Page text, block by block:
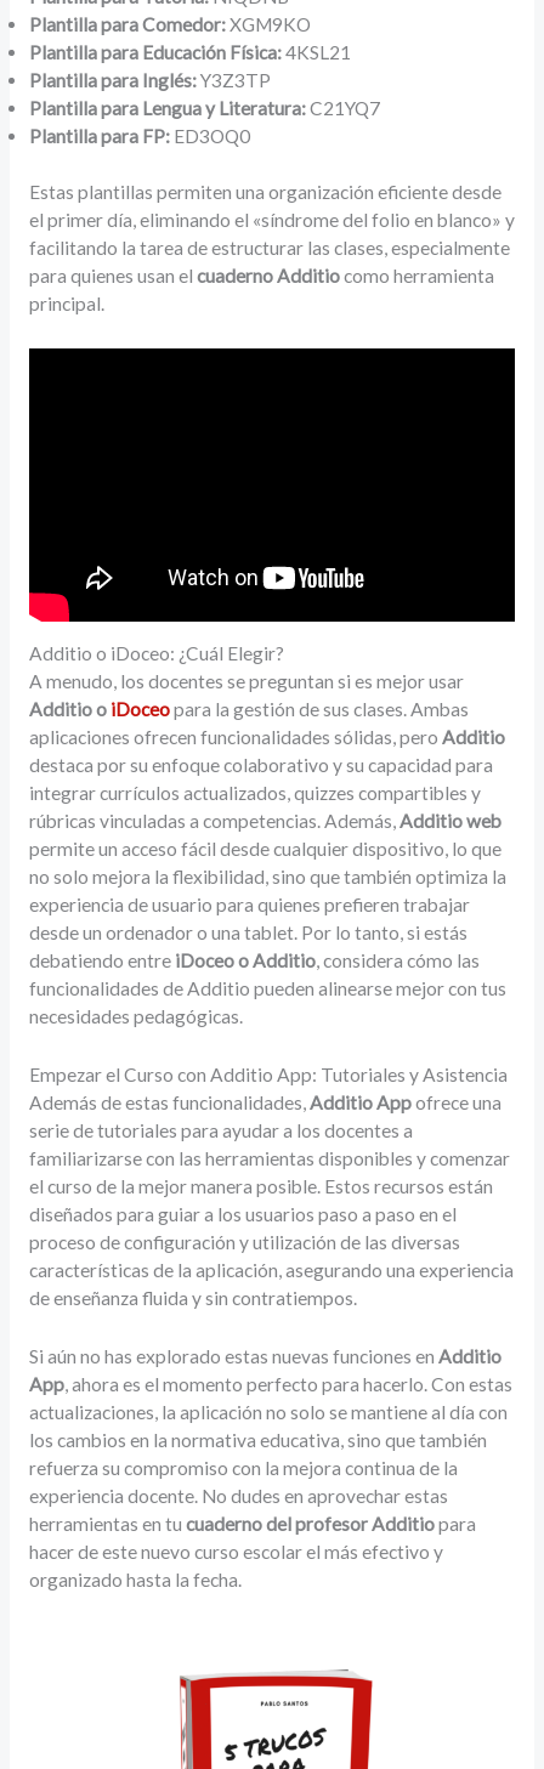
Plantilla para Comedor:XGM9KO
Plantilla para Educación Física:4KSL21
Plantilla para Inglés:Y3Z3TP
Plantilla para Lengua y Literatura:C21YQ7
Plantilla para FP:ED3OQ0
Estas plantillas permiten una organización eficiente desde
el primer día, eliminando el «síndrome del folio en blanco» y
facilitando la tarea de estructurar las clases, especialmente
para quienes usan el cuaderno Additiocomo herramienta
principal.
Additio o iDoceo: ¿Cuál Elegir?
A menudo, los docentes se preguntan si es mejor usar
Additio o iDoceopara la gestión de sus clases. Ambas
aplicaciones ofrecen funcionalidades sólidas, pero Additio
destaca por su enfoque colaborativo y su capacidad para
integrar currículos actualizados, quizzes compartibles y
rúbricas vinculadas a competencias. Además,Additio web
permite un acceso fácil desde cualquier dispositivo, lo que
no solo mejora la flexibilidad, sino que también optimiza la
experiencia de usuario para quienes prefieren trabajar
desde un ordenador o una tablet. Por lo tanto, si estás
debatiendo entre iDoceo o Additio, considera cómo las
funcionalidades de Additio pueden alinearse mejor con tus
necesidades pedagógicas.
Empezar el Curso con Additio App: Tutoriales y Asistencia
Además de estas funcionalidades,Additio Appofrece una
serie de tutoriales para ayudar a los docentes a
familiarizarse con las herramientas disponibles y comenzar
el curso de la mejor manera posible. Estos recursos están
diseñados para guiar a los usuarios paso a paso en el
proceso de configuración y utilización de las diversas
características de la aplicación, asegurando una experiencia
de enseñanza fluida y sin contratiempos.
Si aún no has explorado estas nuevas funciones en Additio
App, ahora es el momento perfecto para hacerlo. Con estas
actualizaciones, la aplicación no solo se mantiene al día con
los cambios en la normativa educativa, sino que también
refuerza su compromiso con la mejora continua de la
experiencia docente. No dudes en aprovechar estas
herramientas en tu cuaderno del profesor Additiopara
hacer de este nuevo curso escolar el más efectivo y
organizado hasta la fecha.